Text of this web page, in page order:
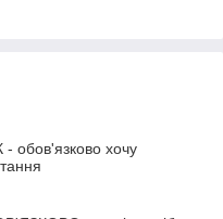
обов'язково хочу